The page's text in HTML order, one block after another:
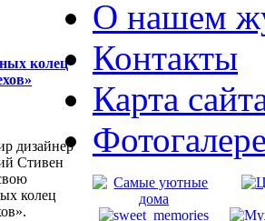
колец
дизайнер
Стивен
колец
О нашем
Контакты
Карта